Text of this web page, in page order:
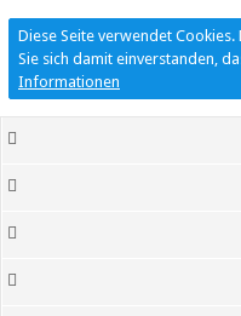
Diese Seite verwendet
Sie sich damit einverstanden,
Informationen